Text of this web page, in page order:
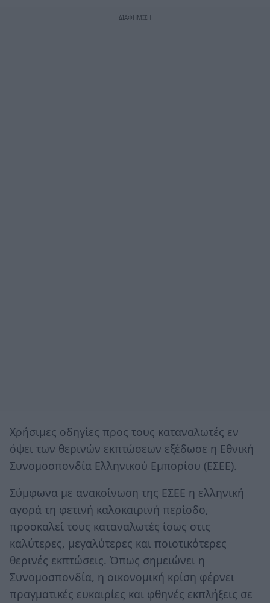
Χρήσιμες οδηγίες προς τους καταναλωτές εν
όψει των θερινών εκπτώσεων εξέδωσε η Εθνική
Συνομοσπονδία Ελληνικού Εμπορίου (ΕΣΕΕ).
Σύμφωνα με ανακοίνωση της ΕΣΕΕ η ελληνική
αγορά τη φετινή καλοκαιρινή περίοδο,
προσκαλεί τους καταναλωτές ίσως στις
καλύτερες, μεγαλύτερες και ποιοτικότερες
θερινές εκπτώσεις. Όπως σημειώνει η
Συνομοσπονδία, η οικονομική κρίση φέρνει
πραγματικές ευκαιρίες και φθηνές εκπλήξεις σε